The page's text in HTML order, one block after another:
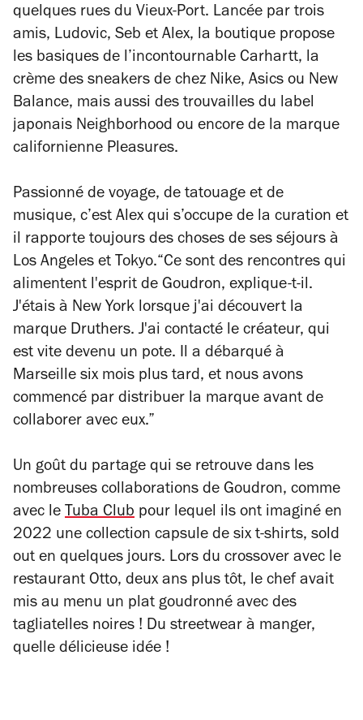
quelques rues du Vieux-Port. Lancée par trois
amis, Ludovic, Seb et Alex, la boutique propose
les basiques de l’incontournable Carhartt, la
crème des sneakers de chez Nike, Asics ou New
Balance, mais aussi des trouvailles du label
japonais Neighborhood ou encore de la marque
californienne Pleasures.
Passionné de voyage, de tatouage et de
musique, c’est Alex qui s’occupe de la curation et
il rapporte toujours des choses de ses séjours à
Los Angeles et Tokyo. “Ce sont des rencontres qui
alimentent l'esprit de Goudron, explique-t-il.
J'étais à New York lorsque j'ai découvert la
marque Druthers. J'ai contacté le créateur, qui
est vite devenu un pote. Il a débarqué à
Marseille six mois plus tard, et nous avons
commencé par distribuer la marque avant de
collaborer avec eux.”
Un goût du partage qui se retrouve dans les
nombreuses collaborations de Goudron, comme
avec le Tuba Club pour lequel ils ont imaginé en
2022 une collection capsule de six t-shirts, sold
out en quelques jours. Lors du crossover avec le
restaurant Otto, deux ans plus tôt, le chef avait
mis au menu un plat goudronné avec des
tagliatelles noires ! Du streetwear à manger,
quelle délicieuse idée !